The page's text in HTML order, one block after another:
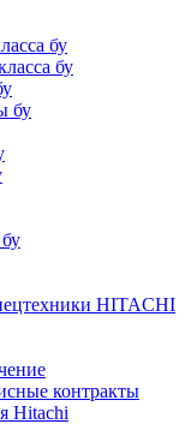
бу
бу
бу
HITACHI
контракты
Hitachi